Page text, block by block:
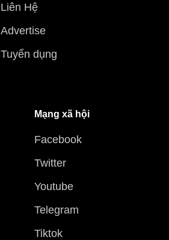
Liên Hệ
Advertise
Tuyển dụng
Mạng xã hội
Facebook
Twitter
Youtube
Telegram
Tiktok